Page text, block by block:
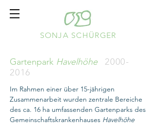
SONJA SCHÜRGER
Gartenpark Havelhöhe
2000-
2016
Im Rahmen einer über 15-jährigen
Zusammenarbeit wurden zentrale Bereiche
des ca. 16 ha umfassenden Gartenparks des
Gemeinschaftskrankenhauses Havelhöhe